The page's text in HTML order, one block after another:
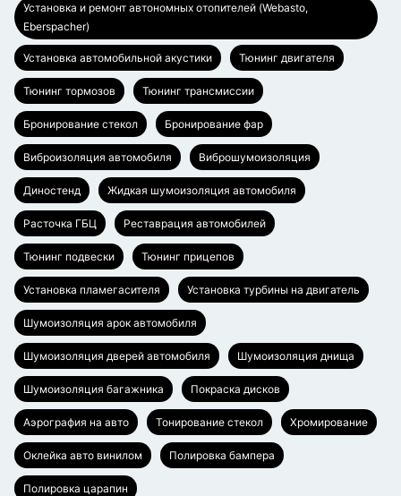
Установка и ремонт автономных отопителей (Webasto,
Eberspacher)
Установка автомобильной акустики Тюнинг двигателя
Тюнинг тормозов Тюнинг трансмиссии
Бронирование стекол Бронирование фар
Виброизоляция автомобиля Виброшумоизоляция
Диностенд Жидкая шумоизоляция автомобиля
Расточка ГБЦ Реставрация автомобилей
Тюнинг подвески Тюнинг прицепов
Установка пламегасителя Установка турбины на двигатель
Шумоизоляция арок автомобиля
Шумоизоляция дверей автомобиля Шумоизоляция днища
Шумоизоляция багажника Покраска дисков
Аэрография на авто Тонирование стекол Хромирование
Оклейка авто винилом Полировка бампера
Полировка царапин